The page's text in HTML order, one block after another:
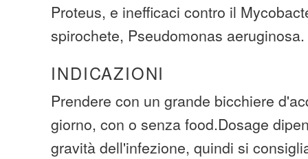
Proteus, e inefficaci contro il
spirochete, Pseudomonas aeruginosa.
INDICAZIONI
Prendere con un grande bicchiere
giorno, con o senza food.Dosage
gravità dell'infezione, quindi si